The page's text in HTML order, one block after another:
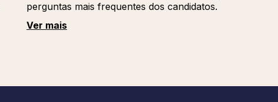
perguntas mais frequentes dos candidatos.
Ver mais